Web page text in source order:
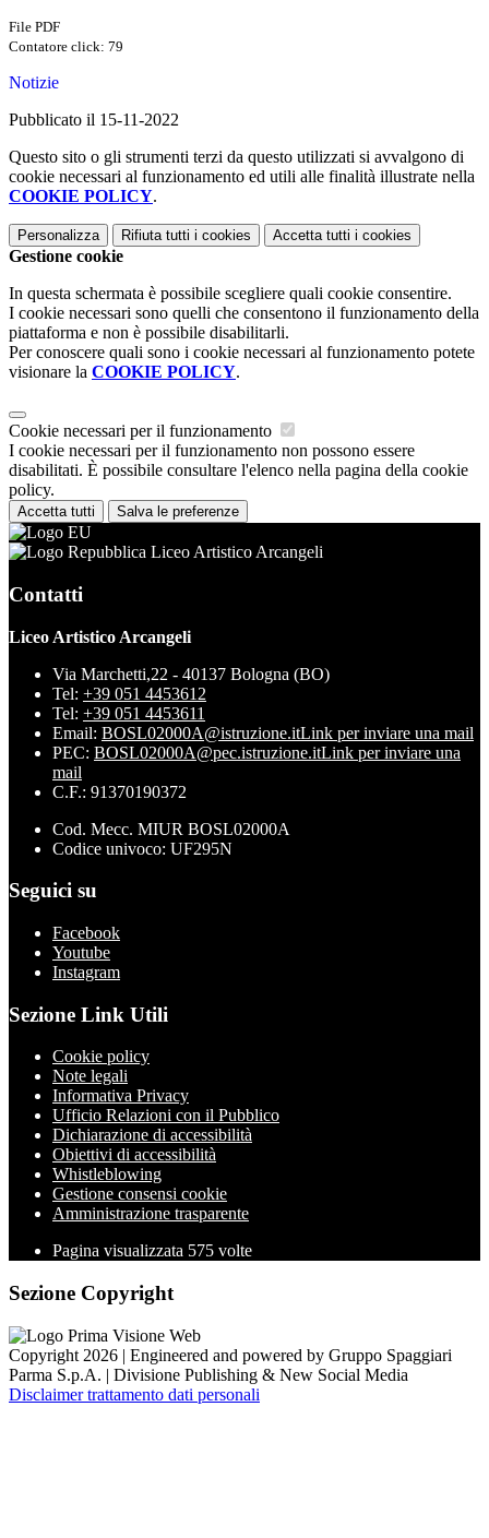
File PDF
Contatore click: 79
Notizie
Pubblicato il 15-11-2022
Questo sito o gli strumenti terzi da questo utilizzati si avvalgono di
cookie necessari al funzionamento ed utili alle finalità illustrate nella
COOKIE POLICY.
Personalizza Rifiuta tutti i cookies Accetta tutti i cookies
Gestione cookie
In questa schermata è possibile scegliere quali cookie consentire.
I cookie necessari sono quelli che consentono il funzionamento della
piattaforma e non è possibile disabilitarli.
Per conoscere quali sono i cookie necessari al funzionamento potete
visionare la COOKIE POLICY.
Cookie necessari per il funzionamento
I cookie necessari per il funzionamento non possono essere
disabilitati. È possibile consultare l'elenco nella pagina della cookie
policy.
Accetta tutti Salva le preferenze
Liceo Artistico Arcangeli
Contatti
Liceo Artistico Arcangeli
Via Marchetti,22 - 40137 Bologna (BO)
Tel: +39 051 4453612
Tel: +39 051 4453611
Email: BOSL02000A@istruzione.itLink per inviare una mail
PEC: BOSL02000A@pec.istruzione.itLink per inviare una
mail
C.F.: 91370190372
Cod. Mecc. MIUR BOSL02000A
Codice univoco: UF295N
Seguici su
Facebook
Youtube
Instagram
Sezione Link Utili
Cookie policy
Note legali
Informativa Privacy
Ufficio Relazioni con il Pubblico
Dichiarazione di accessibilità
Obiettivi di accessibilità
Whistleblowing
Gestione consensi cookie
Amministrazione trasparente
Pagina visualizzata 575 volte
Sezione Copyright
Copyright 2026 | Engineered and powered by Gruppo Spaggiari
Parma S.p.A. | Divisione Publishing & New Social Media
Disclaimer trattamento dati personali